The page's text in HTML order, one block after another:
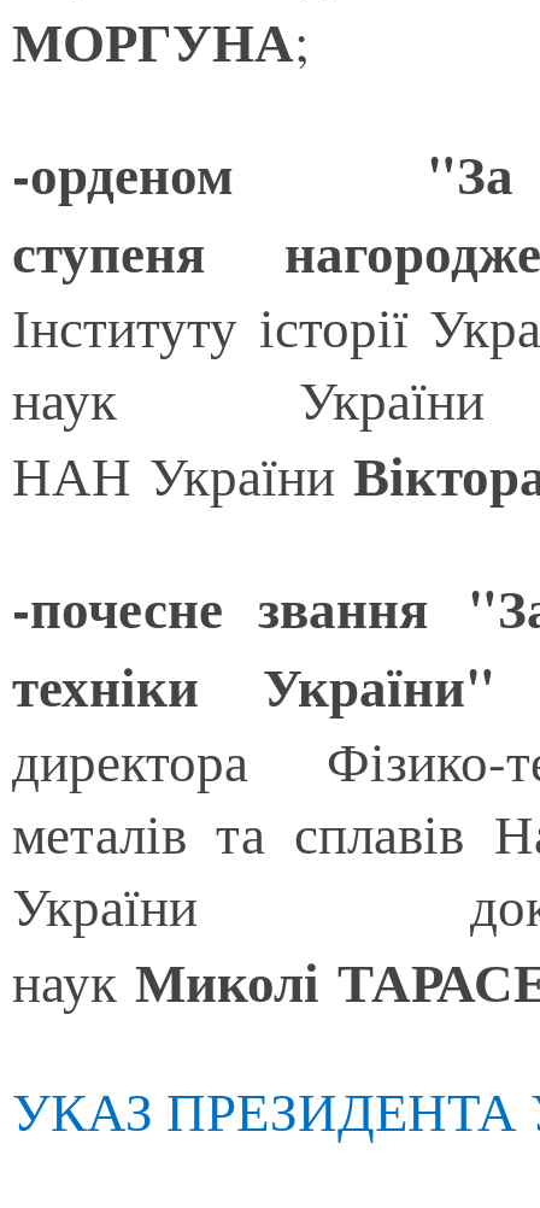
МОРГУНА;
-орденом
ступеня
Інституту історії
наук України
НАН України
-почесне звання
техніки України"
директора Фізико-
металів та сплавів
України
наук Миколі
УКАЗ ПРЕЗИДЕНТА